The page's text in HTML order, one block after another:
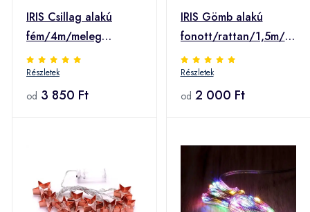
IRIS Csillag alakú
fém/4m/meleg
fehér/20db LED-
es/USB-s
fénydekoráció (240-
Részletek
od 3 850 Ft
IRIS Gömb alakú
fonott/rattan/1,5m/
fehér/10db LED-
es/3xAA elemes
fénydekoráció (102-
Részletek
od 2 000 Ft